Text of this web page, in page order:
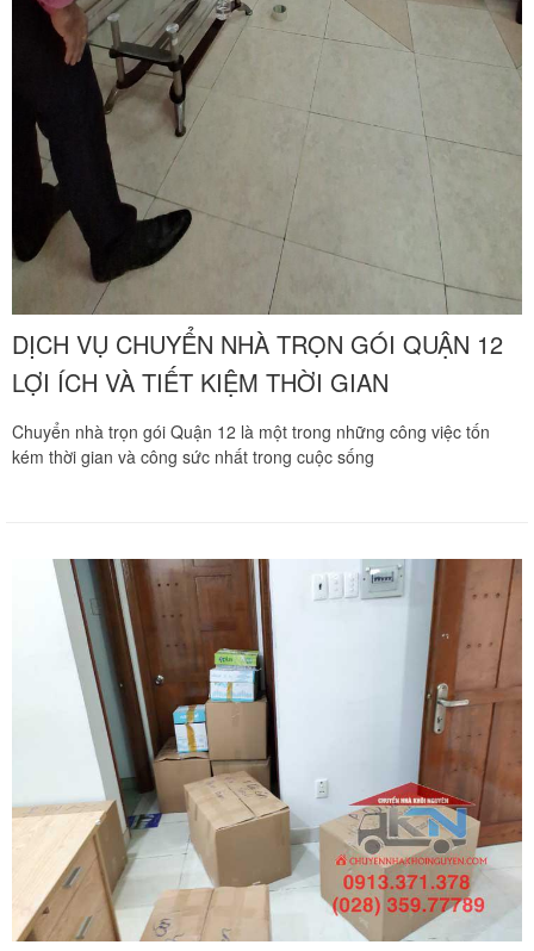
DỊCH VỤ CHUYỂN NHÀ TRỌN GÓI QUẬN 12
LỢI ÍCH VÀ TIẾT KIỆM THỜI GIAN
Chuyển nhà trọn gói Quận 12 là một trong những công việc tốn
kém thời gian và công sức nhất trong cuộc sống